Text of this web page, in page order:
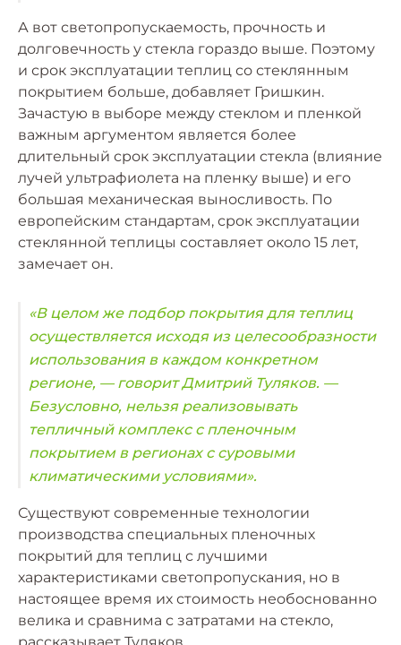
А вот светопропускаемость, прочность и
долговечность у стекла гораздо выше. Поэтому
и срок эксплуатации теплиц со стеклянным
покрытием больше, добавляет Гришкин.
Зачастую в выборе между стеклом и пленкой
важным аргументом является более
длительный срок эксплуатации стекла (влияние
лучей ультрафиолета на пленку выше) и его
большая механическая выносливость. По
европейским стандартам, срок эксплуатации
стеклянной теплицы составляет около 15 лет,
замечает он.
«В целом же подбор покрытия для теплиц
осуществляется исходя из целесообразности
использования в каждом конкретном
регионе, — говорит Дмитрий Туляков. —
Безусловно, нельзя реализовывать
тепличный комплекс с пленочным
покрытием в регионах с суровыми
климатическими условиями».
Существуют современные технологии
производства специальных пленочных
покрытий для теплиц с лучшими
характеристиками светопропускания, но в
настоящее время их стоимость необоснованно
велика и сравнима с затратами на стекло,